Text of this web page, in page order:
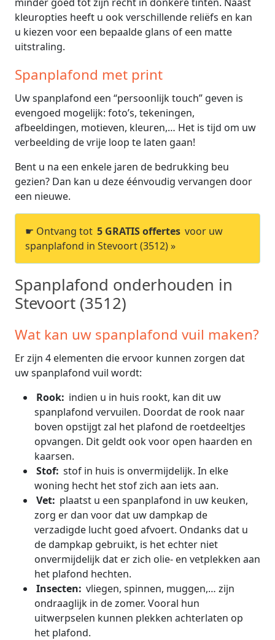
kleuropties heeft u ook verschillende reliëfs en kan
u kiezen voor een bepaalde glans of een matte
uitstraling.
Spanplafond met print
Uw spanplafond een “persoonlijk touch” geven is
evengoed mogelijk: foto’s, tekeningen,
afbeeldingen, motieven, kleuren,… Het is tijd om uw
verbeelding de vrije loop te laten gaan!
Bent u na een enkele jaren de bedrukking beu
gezien? Dan kan u deze éénvoudig vervangen door
een nieuwe.
☛ Ontvang tot 5 GRATIS offertes voor uw
spanplafond in Stevoort (3512) »
Spanplafond onderhouden in
Stevoort (3512)
Wat kan uw spanplafond vuil maken?
Er zijn 4 elementen die ervoor kunnen zorgen dat
uw spanplafond vuil wordt:
Rook: indien u in huis rookt, kan dit uw
spanplafond vervuilen. Doordat de rook naar
boven opstijgt zal het plafond de roetdeeltjes
opvangen. Dit geldt ook voor open haarden en
kaarsen.
Stof: stof in huis is onvermijdelijk. In elke
woning hecht het stof zich aan iets aan.
Vet: plaatst u een spanplafond in uw keuken,
zorg er dan voor dat uw dampkap de
verzadigde lucht goed afvoert. Ondanks dat u
de dampkap gebruikt, is het echter niet
onvermijdelijk dat er zich olie- en vetplekken aan
het plafond hechten.
Insecten: vliegen, spinnen, muggen,… zijn
ondraaglijk in de zomer. Vooral hun
uitwerpselen kunnen plekken achterlaten op
het plafond.